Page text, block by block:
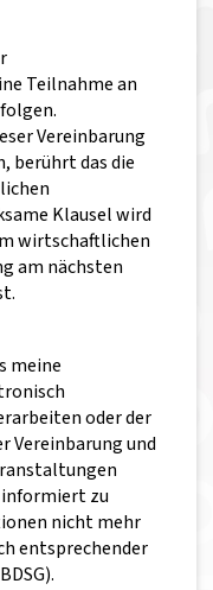
Teilnahme an
Vereinbarung
berührt das die
Klausel wird
wirtschaftlichen
am nächsten
meine
oder der
Vereinbarung und
informiert zu
nicht mehr
entsprechender